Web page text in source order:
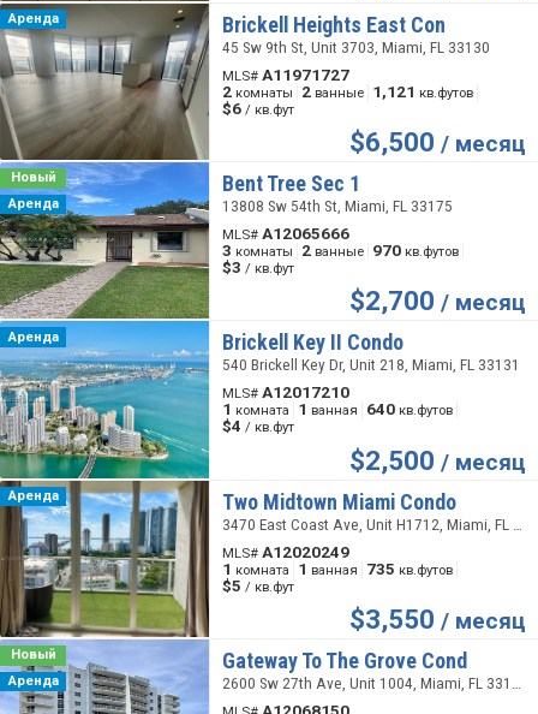
Аренда Brickell Heights East Con
45 Sw 9th St, Unit 3703, Miami, FL 33130
MLS#A11971727
2 комнаты 2 ванные 1,121 кв.футов
$6 / кв.фут
$6,500 / месяц
Новый
Аренда
Bent Tree Sec 1
13808 Sw 54th St, Miami, FL 33175
MLS#A12065666
3 комнаты 2 ванные 970 кв.футов
$3 / кв.фут
$2,700 / месяц
Аренда Brickell Key II Condo
540 Brickell Key Dr, Unit 218, Miami, FL 33131
MLS#A12017210
1 комната 1 ванная 640 кв.футов
$4 / кв.фут
$2,500 / месяц
Аренда Two Midtown Miami Condo
MLS#A12020249
1 комната 1 ванная 735 кв.футов
$5 / кв.фут
$3,550 / месяц
Новый
Аренда
Gateway To The Grove Cond